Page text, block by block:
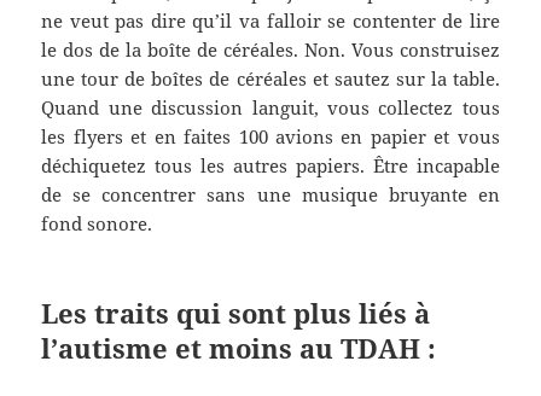
ne veut pas dire qu’il va falloir se contenter de lire
le dos de la boîte de céréales. Non. Vous construisez
une tour de boîtes de céréales et sautez sur la table.
Quand une discussion languit, vous collectez tous
les flyers et en faites 100 avions en papier et vous
déchiquetez tous les autres papiers. Être incapable
de se concentrer sans une musique bruyante en
fond sonore.
Les traits qui sont plus liés à
l’autisme et moins au TDAH :